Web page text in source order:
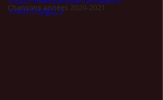
Chansons années 2020-2021
v=wXhTHyIgQ_U